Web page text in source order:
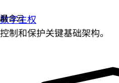
数字主权
控制和保护关键基础架构。